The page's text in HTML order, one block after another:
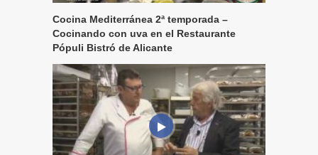
Cocina Mediterránea 2ª temporada –
Cocinando con uva en el Restaurante
Pópuli Bistró de Alicante